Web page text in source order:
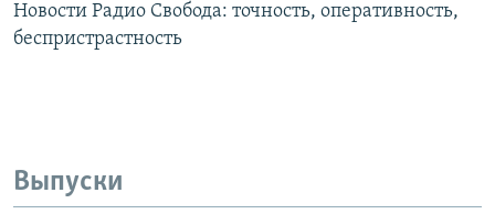
Новости Радио Свобода: точность, оперативность,
беспристрастность
Выпуски